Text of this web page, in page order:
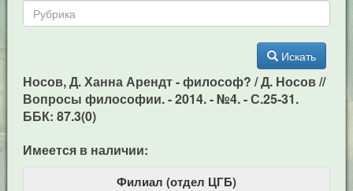
Искать
Носов, Д. Ханна Арендт - философ? / Д. Носов //
Вопросы философии. - 2014. - №4. - С.25-31.
ББК: 87.3(0)
Имеется в наличии:
Филиал (отдел ЦГБ)